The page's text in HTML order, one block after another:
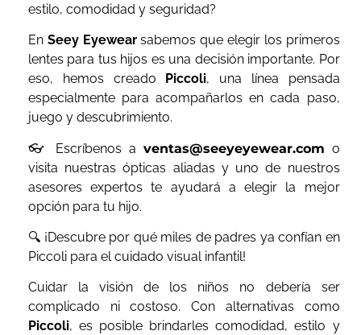
estilo, comodidad y seguridad?
En Seey Eyewearsabemos que elegir los primeros
lentes para tus hijos es una decisión importante. Por
eso, hemos creado
Piccoli, una línea pensada
especialmente para acompañarlos en cada paso,
juego y descubrimiento.
👓 Escríbenos a ventas@seeyeyewear.com o
visita nuestras ópticas aliadas y uno de nuestros
asesores expertos te ayudará a elegir la mejor
opción para tu hijo.
🔍 ¡Descubre por qué miles de padres ya confían en
Piccoli para el cuidado visual infantil!
Cuidar la visión de los niños no debería ser
complicado ni costoso. Con alternativas como
Piccoli, es posible brindarles comodidad, estilo y